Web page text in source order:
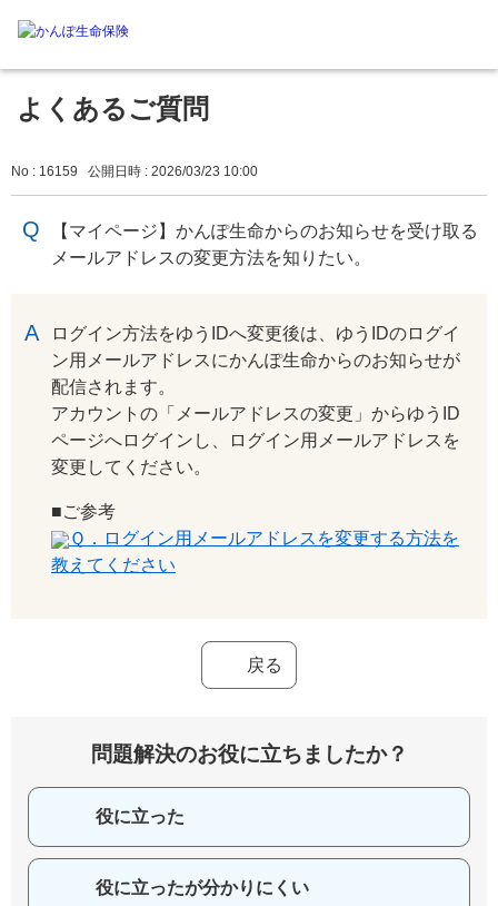
よくあるご質問
No : 16159 公開日時 : 2026/03/23 10:00
【マイページ】かんぽ生命からのお知らせを受け取る
メールアドレスの変更方法を知りたい。
ログイン方法をゆうIDへ変更後は、ゆうIDのログイ
ン用メールアドレスにかんぽ生命からのお知らせが
配信されます。
アカウントの「メールアドレスの変更」からゆうID
ページへログインし、ログイン用メールアドレスを
変更してください。
■ご参考
Ｑ．ログイン用メールアドレスを変更する方法を
教えてください
戻る
問題解決のお役に立ちましたか？
役に立った
役に立ったが分かりにくい